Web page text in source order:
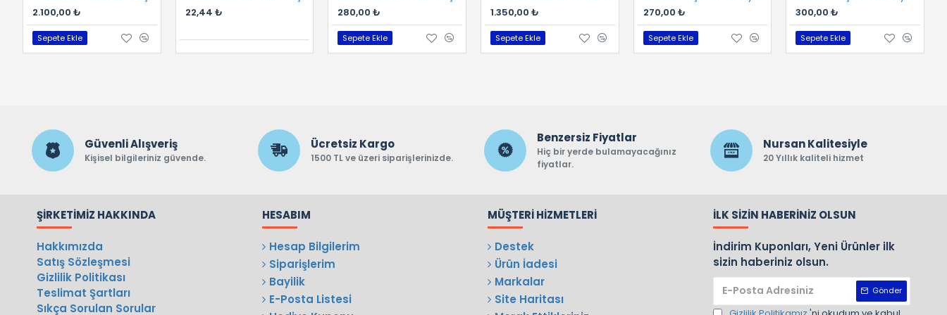
2.100,00 ₺
Sepete Ekle
22,44 ₺ 280,00 ₺
Sepete Ekle
400,00 ₺
Sepete Ekle
580,00 ₺
Sepete Ekle
1.350,00 ₺
Sepete Ekle
270,00 ₺
Sepete Ekle
300,00 ₺
Sepete Ekle
Güvenli Alışveriş
Kişisel bilgileriniz güvende.
Ücretsiz Kargo
1500 TL ve üzeri siparişlerinizde.
Benzersiz Fiyatlar
Hiç bir yerde bulamayacağınız
fiyatlar.
Nursan Kalitesiyle
20 Yıllık kaliteli hizmet
ŞIRKETIMIZ HAKKINDA
Hakkımızda
Satış Sözleşmesi
Gizlilik Politikası
Teslimat Şartları
Sıkça Sorulan Sorular
HESABIM
Hesap Bilgilerim
Siparişlerim
Bayilik
E-Posta Listesi
MÜŞTERI HIZMETLERI
Destek
Ürün İadesi
Markalar
Site Haritası
İLK SIZIN HABERINIZ OLSUN
İndirim Kuponları, Yeni Ürünler ilk
sizin haberiniz olsun.
Gönder